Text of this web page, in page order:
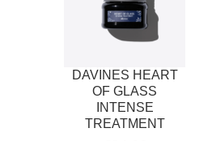
DAVINES HEART
OF GLASS
INTENSE
TREATMENT